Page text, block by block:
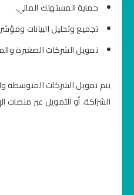
حماية المستهلك المالي.
تجميع وتحليل البيانات
تمويل الشركات الصغيرة
يتم تمويل الشركات المتوسطة
الشراكة، أو التمويل عبر منصات